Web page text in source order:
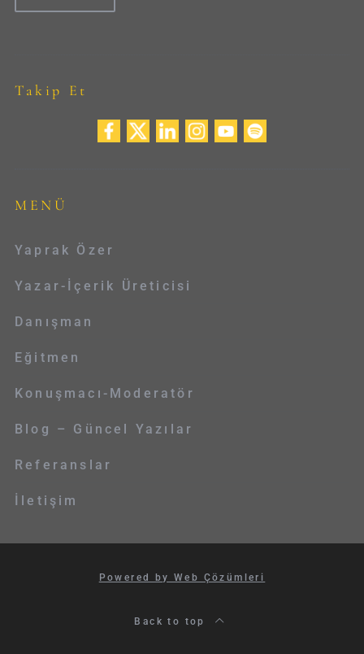
Takip Et
MENÜ
Yaprak Özer
Yazar-İçerik Üreticisi
Danışman
Eğitmen
Konuşmacı-Moderatör
Blog – Güncel Yazılar
Referanslar
İletişim
Powered by Web Çözümleri
Back to top